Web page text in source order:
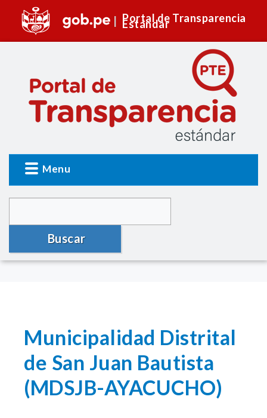
Portal de Transparencia
Estándar
Menu
Buscar
Municipalidad Distrital
de San Juan Bautista
(MDSJB-AYACUCHO)